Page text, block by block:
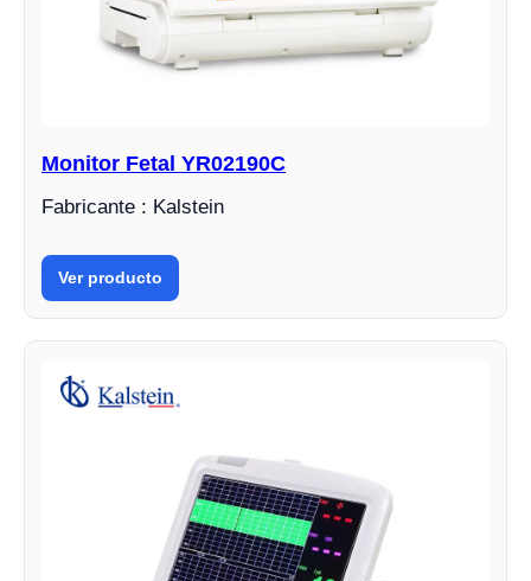
Monitor Fetal YR02190C
Fabricante : Kalstein
Ver producto